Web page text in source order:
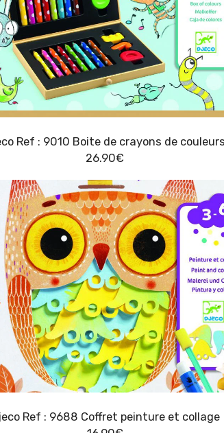
Ref : 9010 Boite de crayons de couleurs
26.90€
Ref : 9688 Coffret peinture et collage